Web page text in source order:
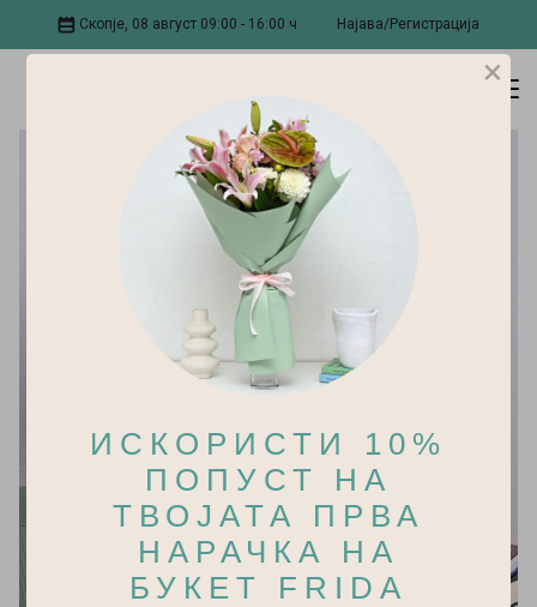
Скопје, 08 август 09:00 - 16:00 ч Најава/Регистрација
×
ИСКОРИСТИ 10%
ПОПУСТ НА
ТВОЈАТА ПРВА
НАРАЧКА НА
БУКЕТ FRIDA